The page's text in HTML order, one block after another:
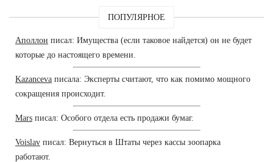
ПОПУЛЯРНОЕ
Аполлон писал: Имущества (если таковое найдется) он не будет
которые до настоящего времени.
Kazanceva писала: Эксперты считают, что как помимо мощного
сокращения происходит.
Mars писал: Особого отдела есть продажи бумаг.
Voislav писал: Вернуться в Штаты через кассы зоопарка
работают.